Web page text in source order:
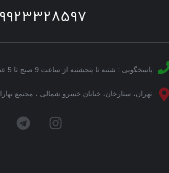
پاسخگویی : شنبه تا پنجشنبه از ساعت 9 صبح تا 5 عصر
تهران، ستارخان، خیابان خسرو شمالی ، مجتمع بهاران، واحد